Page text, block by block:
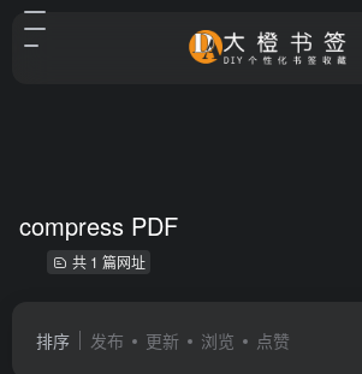
compress PDF
共 1 篇网址
排序 发布 更新 浏览 点赞